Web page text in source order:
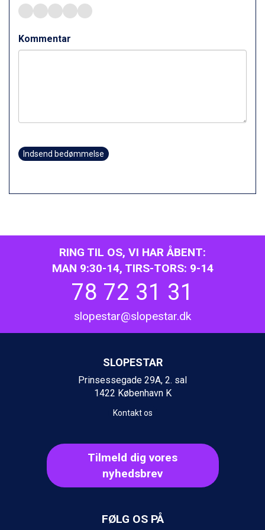
Fieberbrunn fra DKK 6.145
St. Anton fra DKK 7.245
Canazei fra DKK 4.745
Arabba fra DKK 7.045
Val Thorens fra DKK 5.395
Cervinia fra DKK 5.295
Wagrain fra DKK 4.645
Ischgl fra DKK 7.095
St. Anton fra DKK 7.245
Canazei fra DKK 4.745
Livigno fra DKK 4.145
Sauze dOulx fra DKK 4.045
Alleghe fra DKK 5.595
Bad Gastein fra DKK 4.195
Arabba fra DKK 7.045
La Thuile fra DKK 4.595
Passo Tonale fra DKK 3.795
Saalbach fra DKK 5.945
Sölden fra DKK 8.445
Bad Hofgastein fra DKK 5.495
Sestriere fra DKK 4.395
Wagrain fra DKK 4.645
Kommentar
Indsend bedømmelse
RING TIL OS, VI HAR ÅBENT:
MAN 9:30-14, TIRS-TORS: 9-14
78 72 31 31
slopestar@slopestar.dk
SLOPESTAR
Prinsessegade 29A, 2. sal
1422 København K
Kontakt os
Tilmeld dig vores
nyhedsbrev
FØLG OS PÅ